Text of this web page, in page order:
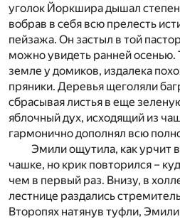
уголок Йоркшира дышал
вобрав в себя всю прелесть
пейзажа. Он застыл в той
можно увидеть ранней осенью.
земле у домиков, издалека
пряники. Деревья щеголяли
сбрасывая листья в еще
яблочный дух, исходящий из
гармонично дополнял всю
Эмили ощутила, как урчит
чашке, но крик повторился –
чем в первый раз. Внизу, в
лестнице раздались
Второпях натянув туфли,